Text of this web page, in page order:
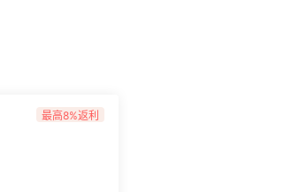
最高8%返利